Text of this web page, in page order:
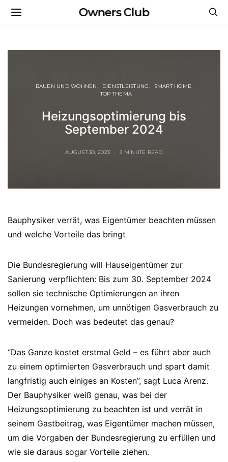
Owners Club
BAUEN UND WOHNEN DIENSTLEISTUNG
SMART HOME
TOP THEMA
Heizungsoptimierung bis
September 2024
AUGUST 30, 2023 3 MINUTE READ
Bauphysiker verrät, was Eigentümer beachten müssen
und welche Vorteile das bringt
Die Bundesregierung will Hauseigentümer zur
Sanierung verpflichten: Bis zum 30. September 2024
sollen sie technische Optimierungen an ihren
Heizungen vornehmen, um unnötigen Gasverbrauch zu
vermeiden. Doch was bedeutet das genau?
“Das Ganze kostet erstmal Geld – es führt aber auch
zu einem optimierten Gasverbrauch und spart damit
langfristig auch einiges an Kosten”, sagt Luca Arenz.
Der Bauphysiker weiß genau, was bei der
Heizungsoptimierung zu beachten ist und verrät in
seinem Gastbeitrag, was Eigentümer machen müssen,
um die Vorgaben der Bundesregierung zu erfüllen und
wie sie daraus sogar Vorteile ziehen.